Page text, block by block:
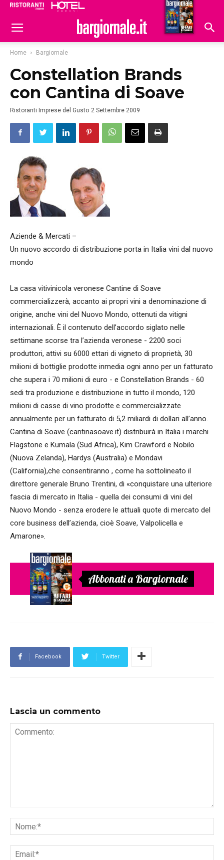
Hoteldomani
Home Bargiornale
Constellation Brands
con Cantina di Soave
Ristoranti Imprese del Gusto 2 Settembre 2009
Aziende & Mercati –
Un nuovo accordo di distribuzione porta in Italia vini dal nuovo
mondo
La casa vitivinicola veronese Cantine di Soave
commercializzerà, accanto ai propri vini a denominazione di
origine, anche vini del Nuovo Mondo, ottenuti da vitigni
internazionali. È il contenuto dell’accordo siglato nelle
settimane scorse tra l’azienda veronese - 2200 soci
produttori, attivi su 6000 ettari di vigneto di proprietà, 30
milioni di bottiglie prodotte inmedia ogni anno per un fatturato
che supera i 70 milioni di euro - e Constellation Brands - 60
sedi tra produzione e distribuzione in tutto il mondo, 120
milioni di casse di vino prodotte e commercializzate
annualmente per un fatturato di 5,2 miliardi di dollari all’anno.
Cantina di Soave (cantinasoave.it) distribuirà in Italia i marchi
Flagstone e Kumala (Sud Africa), Kim Crawford e Nobilo
(Nuova Zelanda), Hardys (Australia) e Mondavi
(California),che consentiranno , come ha sottolineato il
direttore generale Bruno Trentini, di «conquistare una ulteriore
fascia di mercato in Italia - quella dei consumi di vini del
Nuovo Mondo - senza erodere le attuali quote di mercato del
core business dell’azienda, cioè Soave, Valpolicella e
Amarone».
Abbonati a Bargiornale
Facebook Twitter
Lascia un commento